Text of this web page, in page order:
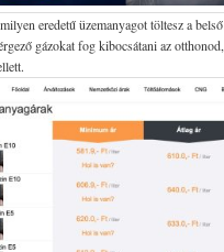
eredetű üzemanyagot töltesz a
gázokat fog kibocsátani az